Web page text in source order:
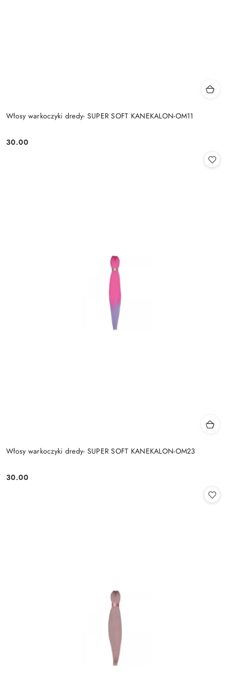
Włosy warkoczyki dredy- SUPER SOFT KANEKALON-OM11
Cena:
30.00
Włosy warkoczyki dredy- SUPER SOFT KANEKALON-OM23
Cena:
30.00